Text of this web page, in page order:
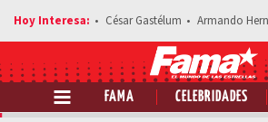
César Gastélum Armando
FAMA CELEBRIDADES